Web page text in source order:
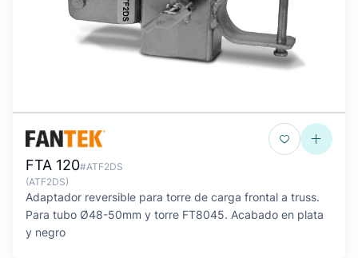
FTA 120#ATF2DS
(ATF2DS)
Adaptador reversible para torre de carga frontal a truss.
Para tubo Ø48-50mm y torre FT8045. Acabado en plata
y negro